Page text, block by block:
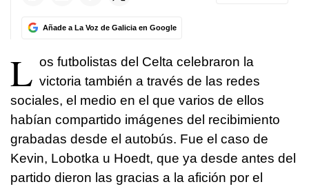
Añade a La Voz de Galicia en Google
L os futbolistas del Celta celebraron la
victoria también a través de las redes
sociales, el medio en el que varios de ellos
habían compartido imágenes del recibimiento
grabadas desde el autobús. Fue el caso de
Kevin, Lobotka u Hoedt, que ya desde antes del
partido dieron las gracias a la afición por el